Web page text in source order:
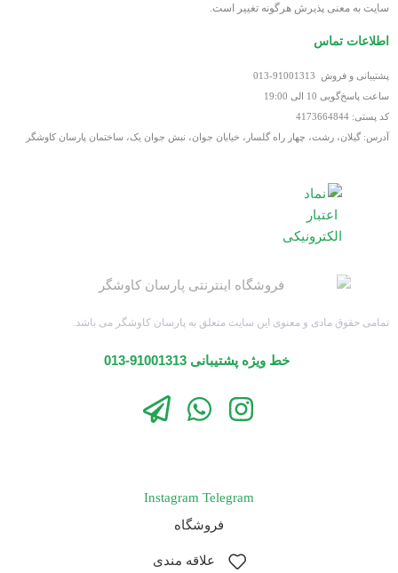
سایت به معنی پذیرش هرگونه تغییر است.
اطلاعات تماس
پشتیبانی و فروش 91001313-013
ساعت پاسخ‌گویی 10 الی 19:00
کد پستی: 4173664844
آدرس: گیلان، رشت، چهار راه گلسار، خیابان جوان، نبش جوان یک، ساختمان پارسان کاوشگر
تمامی حقوق مادی و معنوی این سایت متعلق به پارسان کاوشگر می باشد.
خط ویژه پشتیبانی 91001313-013
Instagram Telegram
فروشگاه
علاقه مندی